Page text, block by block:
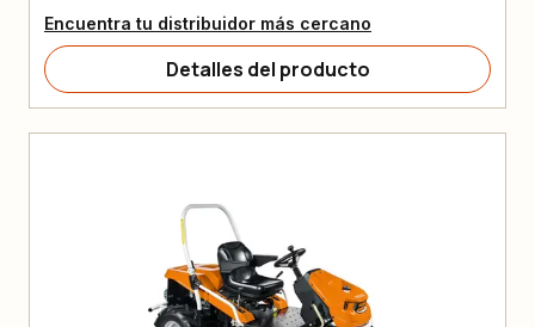
Encuentra tu distribuidor más cercano
Detalles del producto